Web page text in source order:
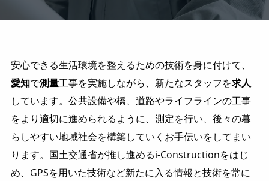
安心できる生活環境を整えるための技術を身に付けて、
愛知で測量工事を実施しながら、新たなスタッフを求人
しています。公共設備や橋、道路やライフラインの工事
をより適切に進められるように、測定を行い、後々の暮
らしやすい地域社会を構築していくお手伝いをしてまい
ります。国土交通省が推し進めるi-Constructionをはじ
め、GPSを用いた技術など新たに入る情報と技術を常に